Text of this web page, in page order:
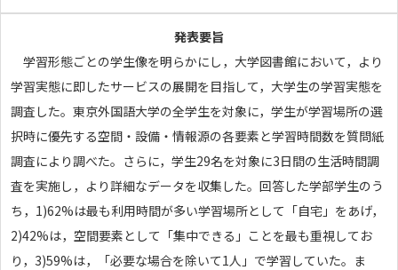
発表要旨
学習形態ごとの学生像を明らかにし，大学図書館において，より
学習実態に即したサービスの展開を目指して，大学生の学習実態を
調査した。東京外国語大学の全学生を対象に，学生が学習場所の選
択時に優先する空間・設備・情報源の各要素と学習時間数を質問紙
調査により調べた。さらに，学生29名を対象に3日間の生活時間調
査を実施し，より詳細なデータを収集した。回答した学部学生のう
ち，1)62%は最も利用時間が多い学習場所として「自宅」をあげ，
2)42%は，空間要素として「集中できる」ことを最も重視してお
り，3)59%は，「必要な場合を除いて1人」で学習していた。ま